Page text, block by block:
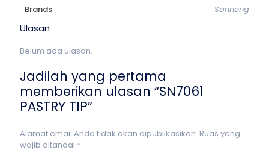
Brands Sanneng
Ulasan
Belum ada ulasan.
Jadilah yang pertama
memberikan ulasan “SN7061
PASTRY TIP”
Alamat email Anda tidak akan dipublikasikan. Ruas yang
wajib ditandai *